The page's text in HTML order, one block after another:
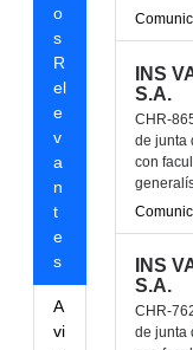
o
s
R
el
e
v
a
n
t
e
s
A
vi
INS
S.A.
CHR-
de junta
con
INS
S.A.
CHR-
de junta